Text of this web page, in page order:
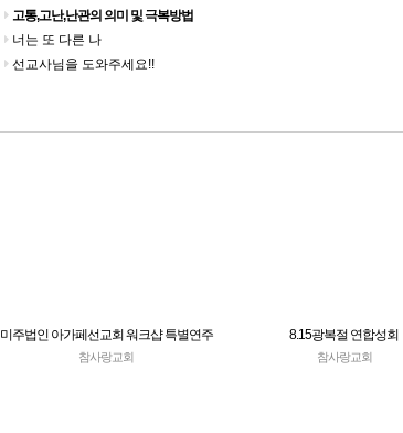
고통,고난,난관의 의미 및 극복방법
너는 또 다른 나
선교사님을 도와주세요!!
미주법인 아가페선교회 워크샵 특별연주
참사랑교회
8.15광복절 연합성회
참사랑교회